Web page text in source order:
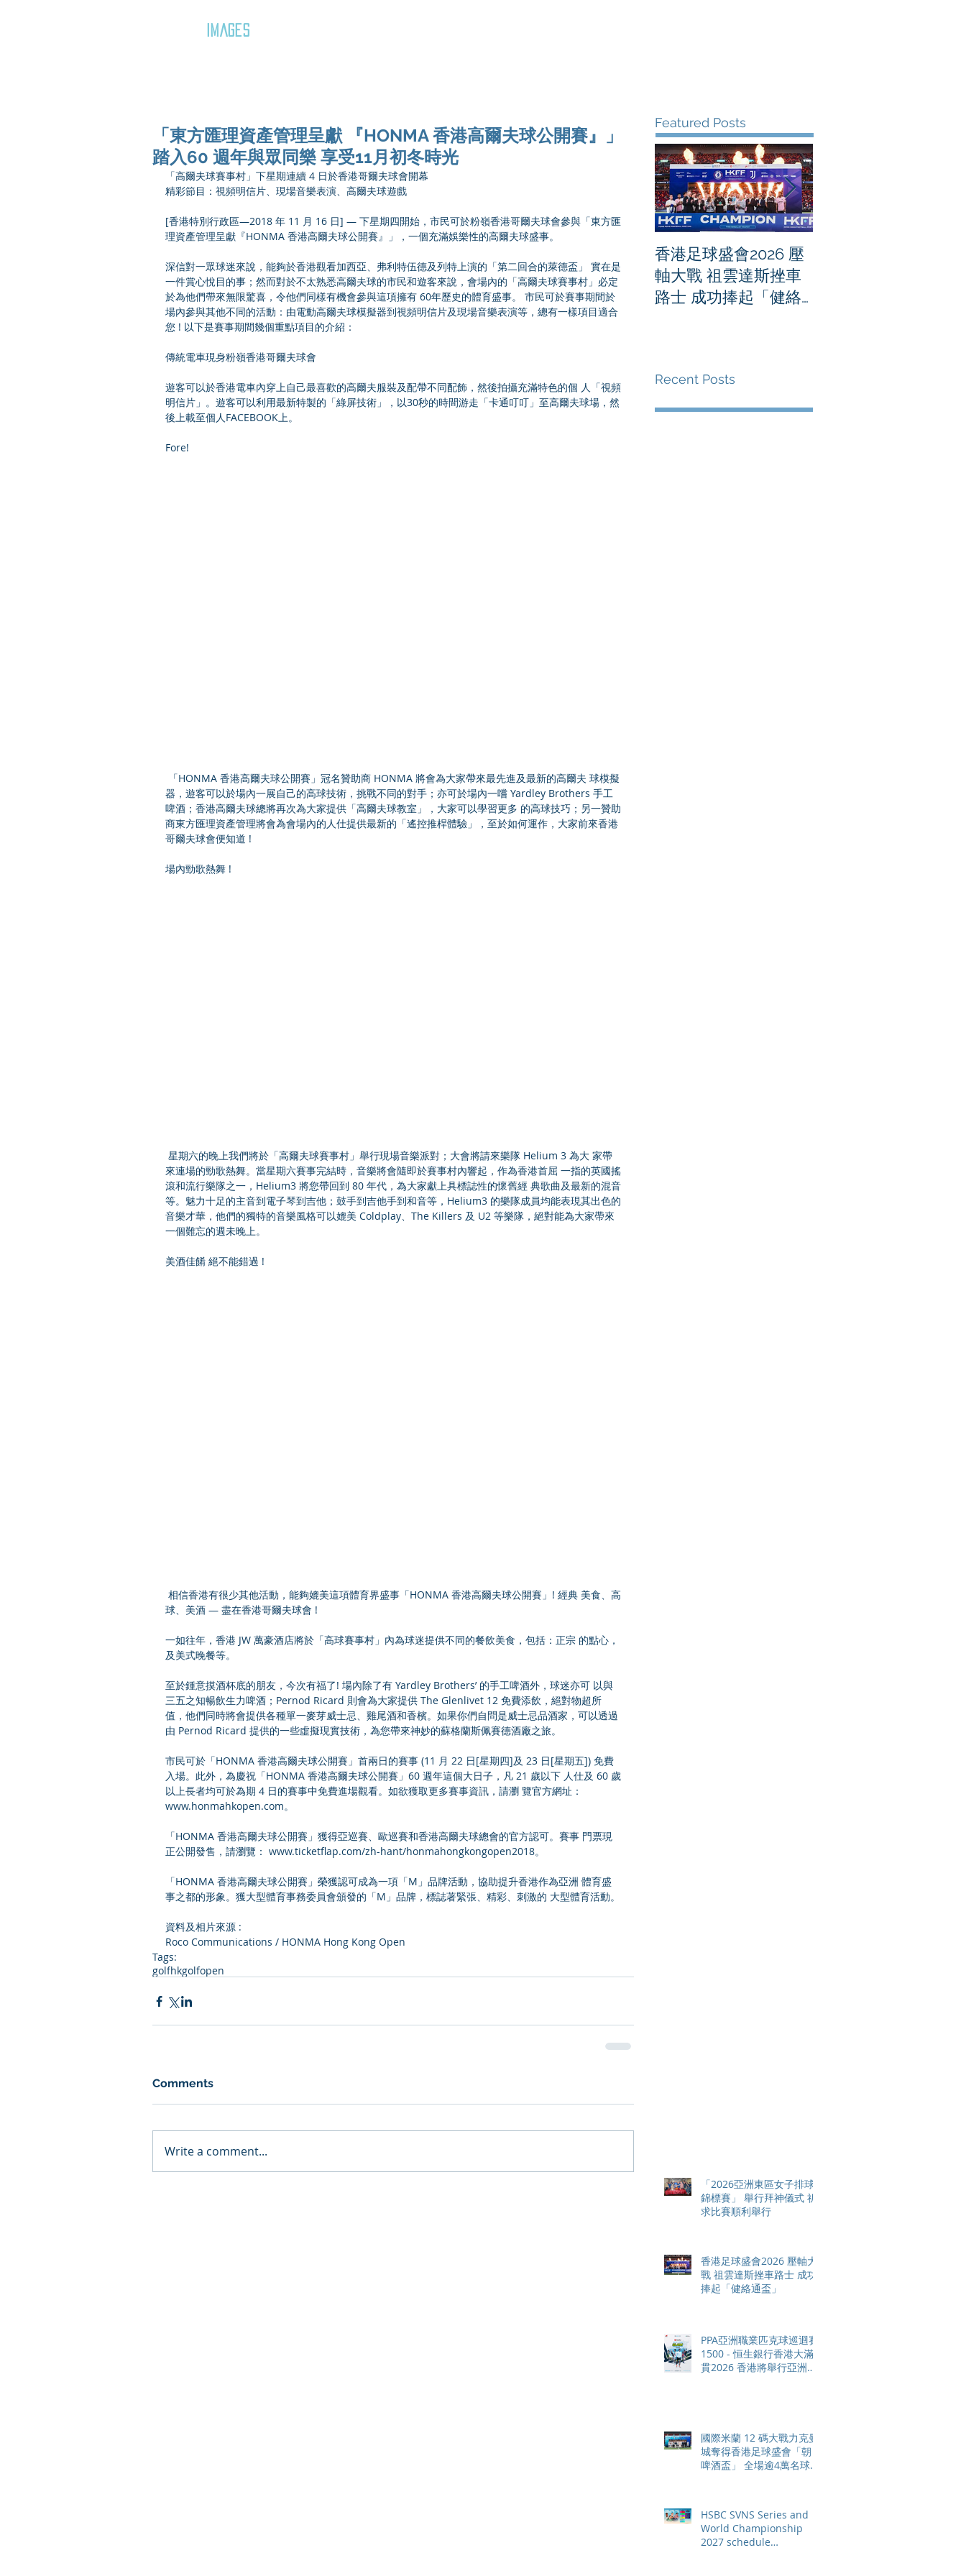
IMAGES
「東方匯理資產管理呈獻 『HONMA 香港高爾夫球公開賽』」
踏入60 週年與眾同樂 享受11月初冬時光
「高爾夫球賽事村」下星期連續 4 日於香港哥爾夫球會開幕
精彩節目：視頻明信片、現場音樂表演、高爾夫球遊戲
[香港特別行政區—2018 年 11 月 16 日] — 下星期四開始，市民可於粉嶺香港哥爾夫球會參與「東方匯
理資產管理呈獻『HONMA 香港高爾夫球公開賽』」，一個充滿娛樂性的高爾夫球盛事。
深信對一眾球迷來說，能夠於香港觀看加西亞、弗利特伍德及列特上演的「第二回合的萊德盃」 實在是
一件賞心悅目的事；然而對於不太熟悉高爾夫球的市民和遊客來說，會場內的「高爾夫球賽事村」必定
於為他們帶來無限驚喜，令他們同樣有機會參與這項擁有 60年歷史的體育盛事。 市民可於賽事期間於
場內參與其他不同的活動：由電動高爾夫球模擬器到視頻明信片及現場音樂表演等，總有一樣項目適合
您 ! 以下是賽事期間幾個重點項目的介紹：
傳統電車現身粉嶺香港哥爾夫球會
遊客可以於香港電車內穿上自己最喜歡的高爾夫服裝及配帶不同配飾，然後拍攝充滿特色的個 人「視頻
明信片」。遊客可以利用最新特製的「綠屏技術」，以30秒的時間游走「卡通叮叮」至高爾夫球場，然
後上載至個人FACEBOOK上。
Fore!
器，遊客可以於場內一展自己的高球技術，挑戰不同的對手；亦可於場內一嚐 Yardley Brothers 手工
啤酒；香港高爾夫球總將再次為大家提供「高爾夫球教室」，大家可以學習更多 的高球技巧；另一贊助
商東方匯理資產管理將會為會場內的人仕提供最新的「遙控推桿體驗」，至於如何運作，大家前來香港
哥爾夫球會便知道 !
場內勁歌熱舞 !
來連場的勁歌熱舞。當星期六賽事完結時，音樂將會隨即於賽事村內響起，作為香港首屈 一指的英國搖
滾和流行樂隊之一，Helium3 將您帶回到 80 年代，為大家獻上具標誌性的懷舊經 典歌曲及最新的混音
等。魅力十足的主音到電子琴到吉他；鼓手到吉他手到和音等，Helium3 的樂隊成員均能表現其出色的
音樂才華，他們的獨特的音樂風格可以媲美 Coldplay、The Killers 及 U2 等樂隊，絕對能為大家帶來
一個難忘的週未晚上。
美酒佳餚 絕不能錯過 !
球、美酒 — 盡在香港哥爾夫球會 !
一如往年，香港 JW 萬豪酒店將於「高球賽事村」內為球迷提供不同的餐飲美食，包括：正宗 的點心，
及美式晚餐等。
至於鍾意摸酒杯底的朋友，今次有福了! 場內除了有 Yardley Brothers’ 的手工啤酒外，球迷亦可 以與
三五之知暢飲生力啤酒；Pernod Ricard 則會為大家提供 The Glenlivet 12 免費添飲，絕對物超所
值，他們同時將會提供各種單一麥芽威士忌、雞尾酒和香檳。如果你們自問是威士忌品酒家，可以透過
由 Pernod Ricard 提供的一些虛擬現實技術，為您帶來神妙的蘇格蘭斯佩賽德酒廠之旅。
市民可於「HONMA 香港高爾夫球公開賽」首兩日的賽事 (11 月 22 日[星期四]及 23 日[星期五]) 免費
入場。此外，為慶祝「HONMA 香港高爾夫球公開賽」60 週年這個大日子，凡 21 歲以下 人仕及 60 歲
以上長者均可於為期 4 日的賽事中免費進場觀看。如欲獲取更多賽事資訊，請瀏 覽官方網址：
www.honmahkopen.com。
「HONMA 香港高爾夫球公開賽」獲得亞巡賽、歐巡賽和香港高爾夫球總會的官方認可。賽事 門票現
正公開發售，請瀏覽： www.ticketflap.com/zh-hant/honmahongkongopen2018。
「HONMA 香港高爾夫球公開賽」榮獲認可成為一項「M」品牌活動，協助提升香港作為亞洲 體育盛
事之都的形象。獲大型體育事務委員會頒發的「M」品牌，標誌著緊張、精彩、刺激的 大型體育活動。
資料及相片來源 :
Roco Communications / HONMA Hong Kong Open
Tags:
golfhkgolfopen
Comments
Write a comment...
Featured Posts
香港足球盛會2026 壓
軸大戰 祖雲達斯挫車
路士 成功捧起「健絡
Recent Posts
「2026亞洲東區女子排球
錦標賽」 舉行拜神儀式 祈
求比賽順利舉行
香港足球盛會2026 壓軸大
戰 祖雲達斯挫車路士 成功
捧起「健絡通盃」
PPA亞洲職業匹克球巡迴賽
1500 - 恒生銀行香港大滿
貫2026 香港將舉行亞洲首
國際米蘭 12 碼大戰力克曼
城奪得香港足球盛會「朝日
啤酒盃」 全場逾4萬名球迷
HSBC SVNS Series and
World Championship
2027 schedule